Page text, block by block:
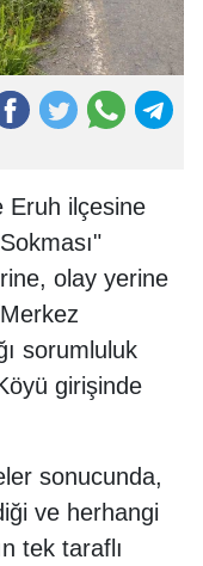
Eruh ilçesine
olay yerine
sorumluluk
girişinde
sonucunda,
ve herhangi
tek taraflı